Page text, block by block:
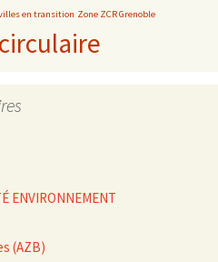
en transition Zone ZCR Grenoble
ENVIRONNEMENT
(AZB)